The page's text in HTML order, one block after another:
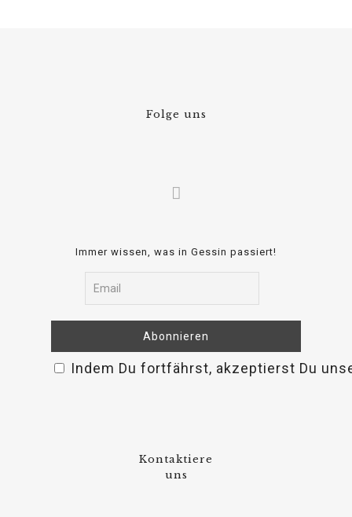
Folge uns
Immer wissen, was in Gessin passiert!
Indem Du fortfährst, akzeptierst Du
Kontaktiere
osteopathe-nyon-cabinet-monney
uns